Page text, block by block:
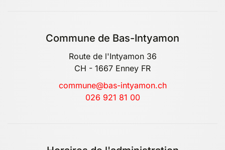
Commune de Bas-Intyamon
Route de l'Intyamon 36
CH - 1667 Enney FR
commune@bas-intyamon.ch
026 921 81 00